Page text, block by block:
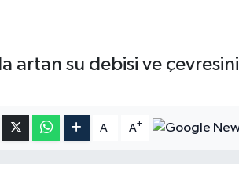
artan su debisi ve çevresini
A- A+